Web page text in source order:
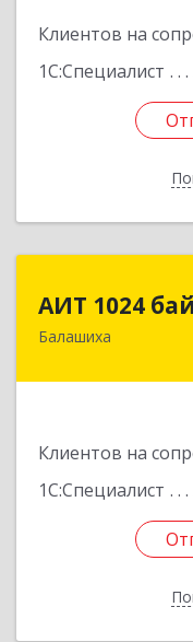
Клиентов на
1С:Специалист
АИТ 1024
Балашиха
Клиентов на
1С:Специалист
143909,